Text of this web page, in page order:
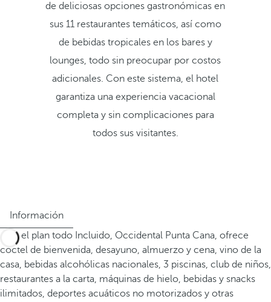
de deliciosas opciones gastronómicas en
sus 11 restaurantes temáticos, así como
de bebidas tropicales en los bares y
lounges, todo sin preocupar por costos
adicionales. Con este sistema, el hotel
garantiza una experiencia vacacional
completa y sin complicaciones para
todos sus visitantes.
Información
Con el plan todo Incluido, Occidental Punta Cana, ofrece
coctel de bienvenida, desayuno, almuerzo y cena, vino de la
casa, bebidas alcohólicas nacionales, 3 piscinas, club de niños,
restaurantes a la carta, máquinas de hielo, bebidas y snacks
ilimitados, deportes acuáticos no motorizados y otras